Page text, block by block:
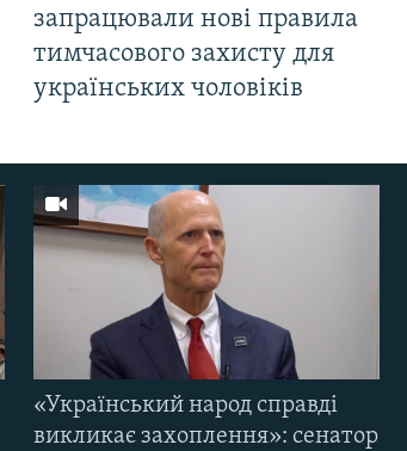
запрацювали нові правила
тимчасового захисту для
українських чоловіків
«Український народ справді
викликає захоплення»: сенатор